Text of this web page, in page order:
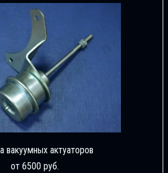
вакуумных актуаторов
от 6500 руб.